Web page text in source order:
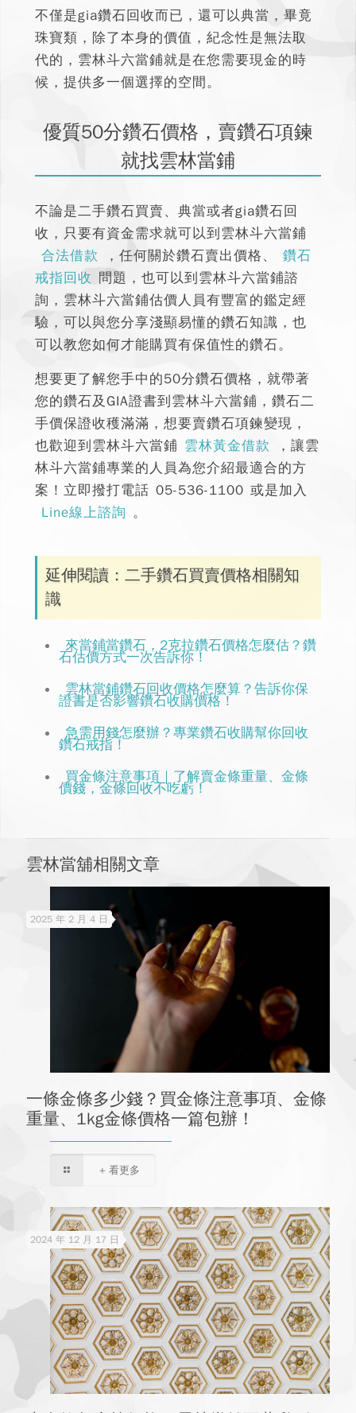
不僅是gia鑽石回收而已，還可以典當 ，畢竟
珠寶類，除了本身的價值，紀念性是無法取
代的，雲林斗六當鋪就是在您需要現金的時
候，提供多一個選擇的空間。
優質50分鑽石價格，賣鑽石項鍊
就找雲林當鋪
不論是二手鑽石買賣、典當或者gia鑽石回
收 ，只要有資金需求就可以到雲林斗六當鋪
合法借款
，任何關於鑽石賣出價格、
鑽石
戒指回收 問題，也可以到雲林斗六當鋪諮
詢，雲林斗六當鋪估價人員有豐富的鑑定經
驗，可以與您分享淺顯易懂的鑽石知識，也
可以教您如何才能購買有保值性的鑽石。
想要更了解您手中的50分鑽石價格 ，就帶著
您的鑽石及GIA證書到雲林斗六當鋪，鑽石二
手價保證收穫滿滿，想要賣鑽石項鍊變現，
也歡迎到雲林斗六當鋪 雲林黃金借款
，讓雲
林斗六當鋪專業的人員為您介紹最適合的方
案！立即撥打電話 05-536-1100 或是加入
Line線上諮詢 。
延伸閱讀：二手鑽石買賣價格相關知
識
來當鋪當鑽石，2克拉鑽石價格怎麼估？鑽
石估價方式一次告訴你！
雲林當鋪鑽石回收價格怎麼算？告訴你保
證書是否影響鑽石收購價格！
急需用錢怎麼辦？專業鑽石收購幫你回收
鑽石戒指！
買金條注意事項｜了解賣金條重量、金條
價錢，金條回收不吃虧！
雲林當舖相關文章
2025 年 2 月 4 日
一條金條多少錢？買金條注意事項、金條
重量、1kg金條價格一篇包辦！
+ 看更多
2024 年 12 月 17 日